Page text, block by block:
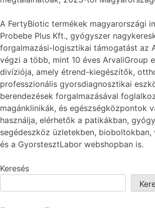
A FertyBiotic termékek magyarországi
Probebe Plus Kft., gyógyszer
forgalmazási-logisztikai támogatást az
végzi a több, mint 10 éves ArvaliGroup
divíziója, amely étrend-kiegészítők,
professzionális gyorsdiagnosztikai
berendezések forgalmazásával
magánklinikák, és egészségközpontok
használja, elérhetők a patikákban,
segédeszköz üzletekben, bioboltokban,
és a GyorstesztLabor webshopban is.
Keresés